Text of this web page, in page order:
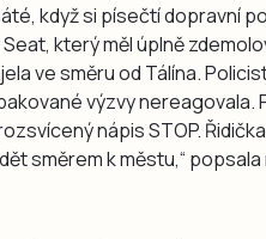
když si písečtí dopravní
který měl úplně
ve směru od Tálína.
výzvy nereagovala.
nápis STOP.
směrem k městu,“